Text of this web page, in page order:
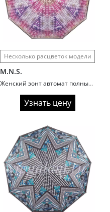
Несколько расцветок модели
M.N.S.
Женский зонт автомат полный MNS 530 сатин
Узнать цену